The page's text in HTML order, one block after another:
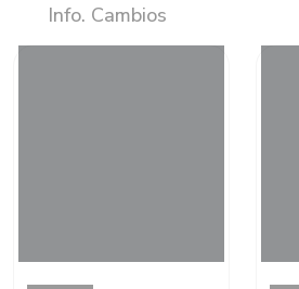
Info. Cambios